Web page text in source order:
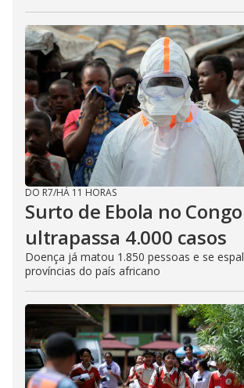
DO R7/HÁ 11 HORAS
Surto de Ebola no Congo
ultrapassa 4.000 casos
Doença já matou 1.850 pessoas e se
províncias do país africano